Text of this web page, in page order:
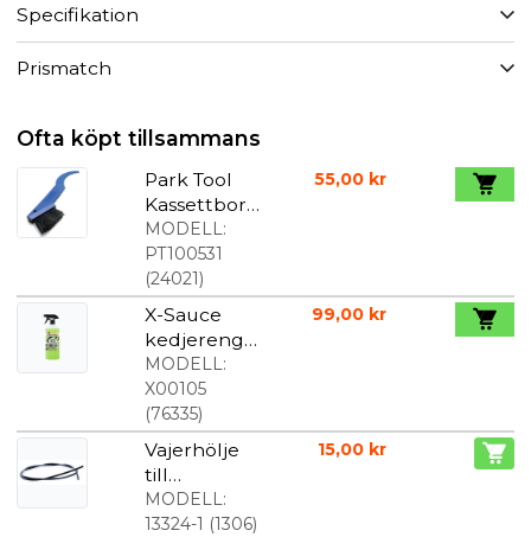
Specifikation
Prismatch
Ofta köpt tillsammans
Park Tool
Kassettbors
te
MODELL:
PT100531
(24021)
55,00 kr
X-Sauce
kedjerengö
ring
avfettning
900 ml
MODELL:
X00105
(76335)
99,00 kr
Vajerhölje
till
växelvajer,
svart
MODELL:
13324-1 (1306)
15,00 kr